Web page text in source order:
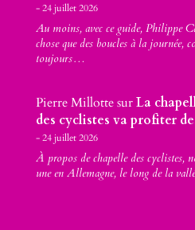
24 juillet 2026
Au moins, avec ce guide, Philippe
chose que des boucles à la journée,
toujours…
Pierre MillottesurLa
des cyclistes va profiter
24 juillet 2026
À propos de chapelle des cyclistes,
une en Allemagne, le long de la